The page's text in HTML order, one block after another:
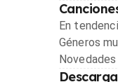
En
Géneros
Novedades